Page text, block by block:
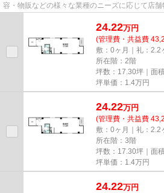
容・物販などの様々な業種のニーズに応じて店舗
尚、弊社ではおとり広告は一切...
24.22万円
(管理費・共益費
敷：0ヶ月｜礼：2.2
所在階：2階
坪数：17.30坪｜面
坪単価： 1.4万円
24.22万円
(管理費・共益費
敷：0ヶ月｜礼：2.2
所在階：3階
坪数：17.30坪｜面
坪単価： 1.4万円
24.22万円